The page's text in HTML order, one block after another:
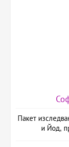
Пакет
и Йод,